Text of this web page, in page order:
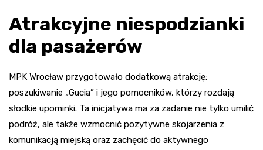
Atrakcyjne niespodzianki
dla pasażerów
MPK Wrocław przygotowało dodatkową atrakcję:
poszukiwanie „Gucia” i jego pomocników, którzy rozdają
słodkie upominki. Ta inicjatywa ma za zadanie nie tylko umilić
podróż, ale także wzmocnić pozytywne skojarzenia z
komunikacją miejską oraz zachęcić do aktywnego